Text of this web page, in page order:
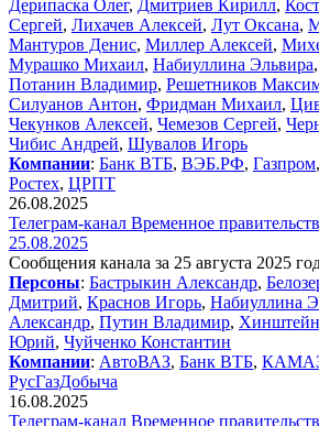
Дерипаска Олег, Дмитриев Кирилл,
Сергей, Лихачев Алексей, Лут Оксана,
Мантуров Денис, Миллер Алексей,
Мурашко Михаил, Набиуллина Эльвира,
Потанин Владимир, Решетников
Силуанов Антон, Фридман Михаил,
Чекунков Алексей, Чемезов Сергей,
Чибис Андрей, Шувалов Игорь
Компании: Банк ВТБ, ВЭБ.РФ, Газпром,
Ростех, ЦРПТ
26.08.2025
Телеграм-канал Временное
25.08.2025
Сообщения канала за 25 августа 2025
Персоны: Бастрыкин Александр,
Дмитрий, Краснов Игорь, Набиуллина
Александр, Путин Владимир,
Юрий, Чуйченко Константин
Компании: АвтоВАЗ, Банк ВТБ,
РусГазДобыча
16.08.2025
Телеграм-канал Временное